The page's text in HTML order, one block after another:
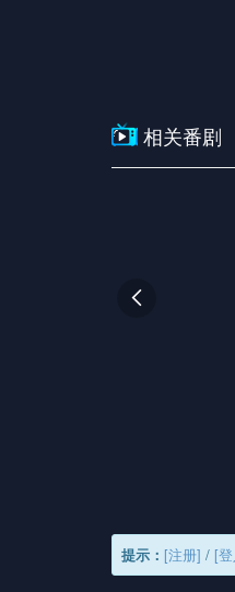
相关番剧

提示： [注册] / [